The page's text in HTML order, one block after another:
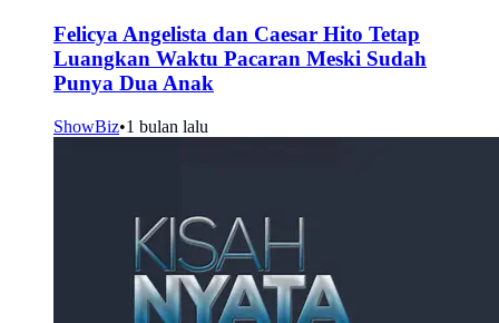
Felicya Angelista dan Caesar Hito Tetap
Luangkan Waktu Pacaran Meski Sudah
Punya Dua Anak
ShowBiz•1 bulan lalu